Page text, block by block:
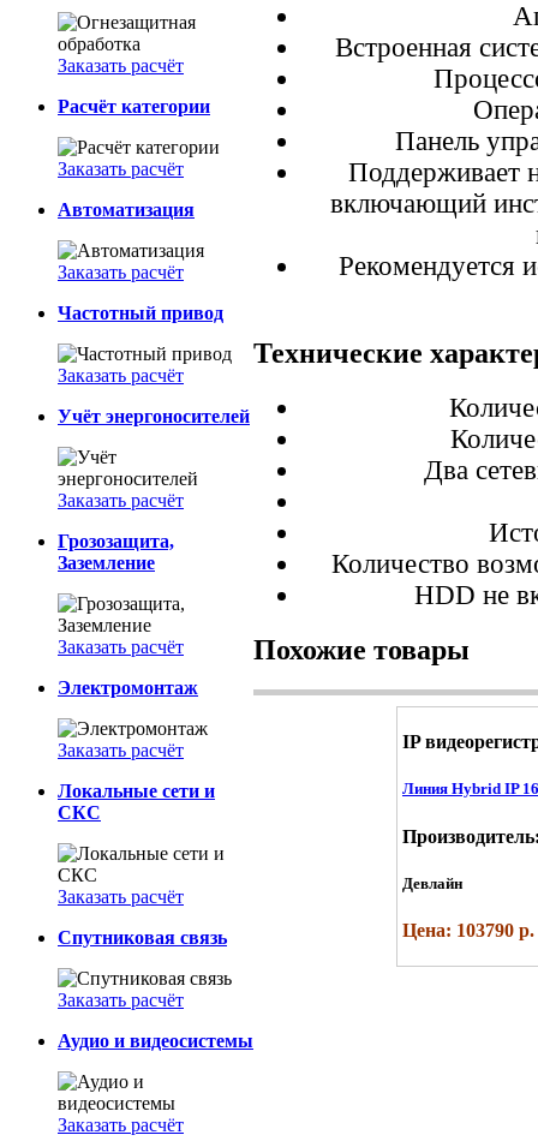
Заказать расчёт
Расчёт категории
Заказать расчёт
Автоматизация
Заказать расчёт
Частотный привод
Заказать расчёт
Учёт энергоносителей
Заказать расчёт
Грозозащита,
Заземление
Заказать расчёт
Электромонтаж
Заказать расчёт
Локальные сети и
СКС
Заказать расчёт
Спутниковая связь
Заказать расчёт
Аудио и видеосистемы
Заказать расчёт
Встроенная
Панель
Поддерживает
включающий
Рекомендуется
Технические
Два
Количество
HDD не
Похожие товары
IP
Линия Hybrid IP
Девлайн
Цена: 103790 р.